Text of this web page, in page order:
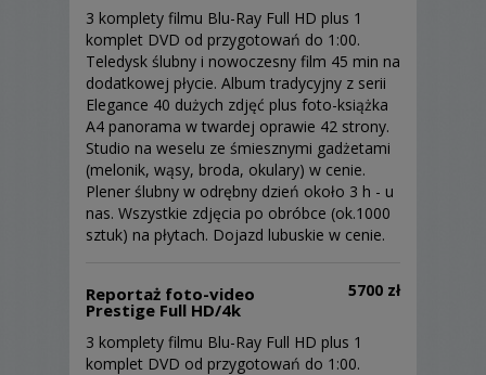
Jednakże fotografujemy i filmujemy w całym
kraju, a nawet poza jego granicami – w
małych miasteczkach i drewnianych
kościółkach, jak i dużych miastach w
wielkich katedrach.
Na zakończenie
Fotografie opowiadają historię w
sposób – nie tylko bez słów, ale również
poza słowami.
Naszym celem jest zatrzymanie dla naszych
klientów tak ważnych chwil w ich Wielkim
3 komplety filmu Blu-Ray Full HD plus 1
komplet DVD od przygotowań do 1:00.
Teledysk ślubny i nowoczesny film 45 min na
dodatkowej płycie. Album tradycyjny z serii
Elegance 40 dużych zdjęć plus foto-książka
A4 panorama w twardej oprawie 42 strony.
Studio na weselu ze śmiesznymi gadżetami
(melonik, wąsy, broda, okulary) w cenie.
Plener ślubny w odrębny dzień około 3 h - u
nas. Wszystkie zdjęcia po obróbce (ok.1000
sztuk) na płytach. Dojazd lubuskie w cenie.
Reportaż foto-video
Prestige Full HD/4k
5700 zł
3 komplety filmu Blu-Ray Full HD plus 1
komplet DVD od przygotowań do 1:00.